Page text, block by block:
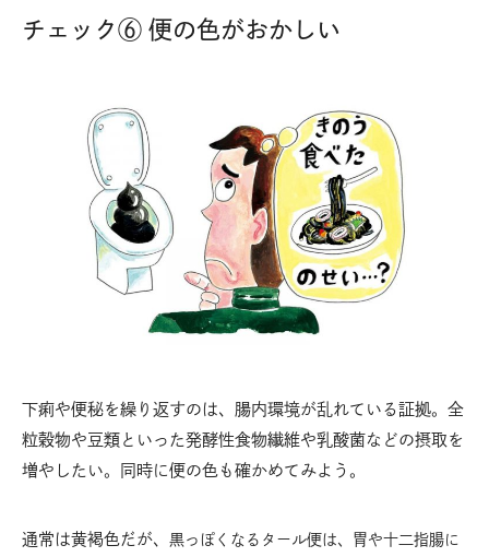
チェック⑥ 便の色がおかしい
下痢や便秘を繰り返すのは、腸内環境が乱れている証拠。全
粒穀物や豆類といった発酵性食物繊維や乳酸菌などの摂取を
増やしたい。同時に便の色も確かめてみよう。
通常は黄褐色だが、 黒っぽくなるタール便は、胃や十二指腸に